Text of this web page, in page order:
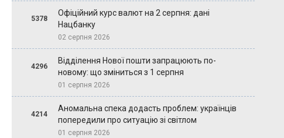
5378
Офіційний курс валют на 2 серпня: дані
Нацбанку
02 серпня 2026
4296
Відділення Нової пошти запрацюють по-
новому: що зміниться з 1 серпня
01 серпня 2026
4214
Аномальна спека додасть проблем: українців
попередили про ситуацію зі світлом
01 серпня 2026